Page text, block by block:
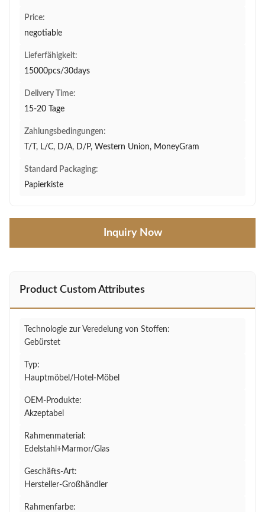
Price:
negotiable
Lieferfähigkeit:
15000pcs/30days
Delivery Time:
15-20 Tage
Zahlungsbedingungen:
T/T, L/C, D/A, D/P, Western Union, MoneyGram
Standard Packaging:
Papierkiste
Inquiry Now
Product Custom Attributes
Technologie zur Veredelung von Stoffen:
Gebürstet
Typ:
Hauptmöbel/Hotel-Möbel
OEM-Produkte:
Akzeptabel
Rahmenmaterial:
Edelstahl+Marmor/Glas
Geschäfts-Art:
Hersteller-Großhändler
Rahmenfarbe: